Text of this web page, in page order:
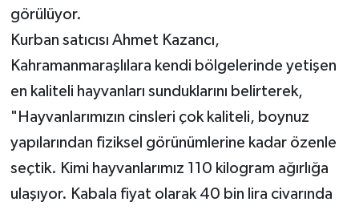
görülüyor.
Kurban satıcısı Ahmet Kazancı,
Kahramanmaraşlılara kendi bölgelerinde yetişen
en kaliteli hayvanları sunduklarını belirterek,
"Hayvanlarımızın cinsleri çok kaliteli, boynuz
yapılarından fiziksel görünümlerine kadar özenle
seçtik. Kimi hayvanlarımız 110 kilogram ağırlığa
ulaşıyor. Kabala fiyat olarak 40 bin lira civarında